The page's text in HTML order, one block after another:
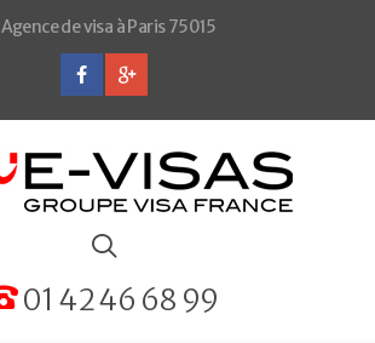
Agence de visa à Paris 75015
01 42 46 68 99